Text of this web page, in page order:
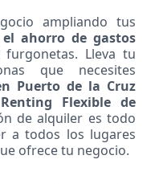
ampliando tus
ahorro de gastos
Lleva tu
que necesites
Puerto de la Cruz
Renting Flexible de
de alquiler es todo
a todos los lugares
ofrece tu negocio.